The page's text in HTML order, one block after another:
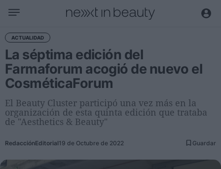
Negocio
Editorial
Actualidad
Economía y sector
Nombramientos
Entrevistas a directivos
ACTUALIDAD
La séptima edición del
Farmaforum acogió de nuevo el
CosméticaForum
El Beauty Cluster participó una vez más en la
organización de esta quinta edición que trataba
de "Aesthetics & Beauty"
RedacciónEditorial19 de Octubre de 2022 Guardar